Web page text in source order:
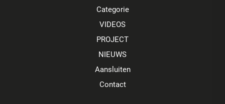
Categorie
VIDEOS
PROJECT
NIEUWS
Aansluiten
Contact